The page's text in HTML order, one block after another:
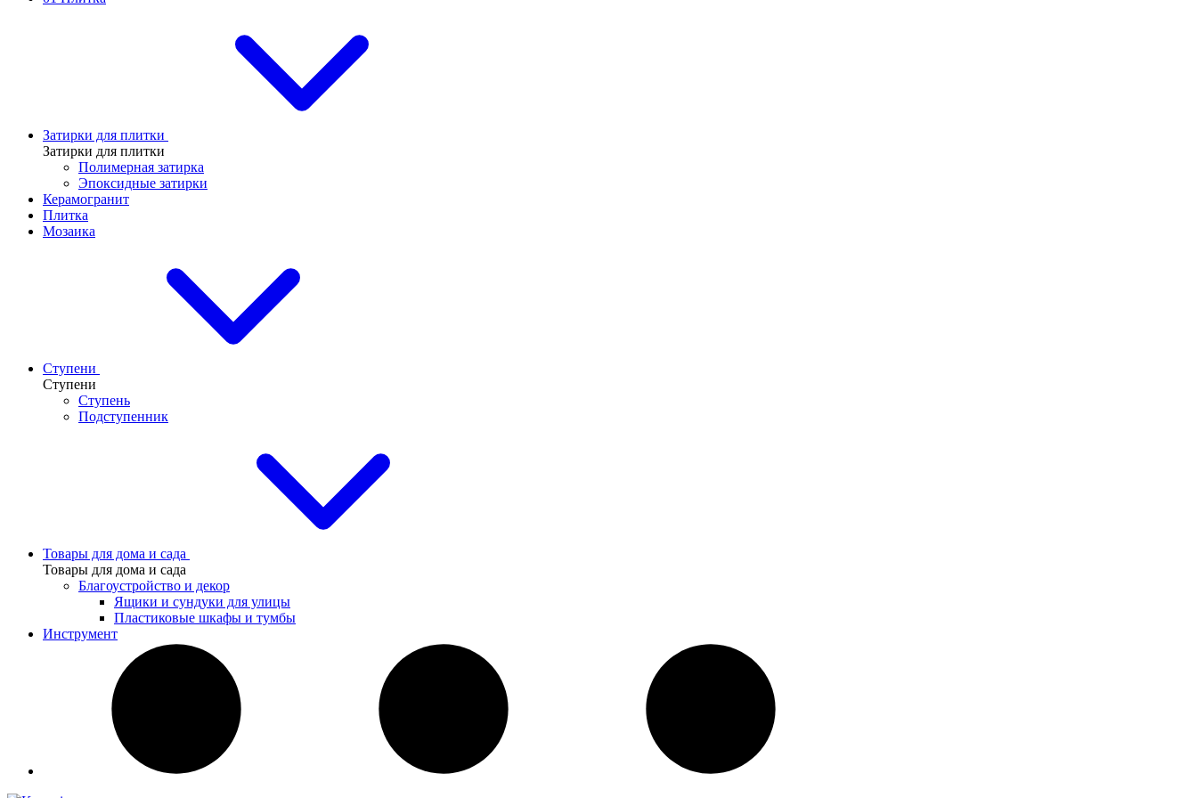
Затирки для плитки
Затирки для плитки
Полимерная затирка
Эпоксидные затирки
Керамогранит
Плитка
Мозаика
Ступени
Ступени
Ступень
Подступенник
Товары для дома и сада
Товары для дома и сада
Благоустройство и декор
Ящики и сундуки для улицы
Пластиковые шкафы и тумбы
Инструмент